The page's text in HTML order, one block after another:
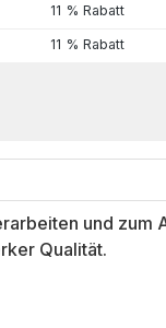
11 % Rabatt
11 % Rabatt
und zum
Qualität.